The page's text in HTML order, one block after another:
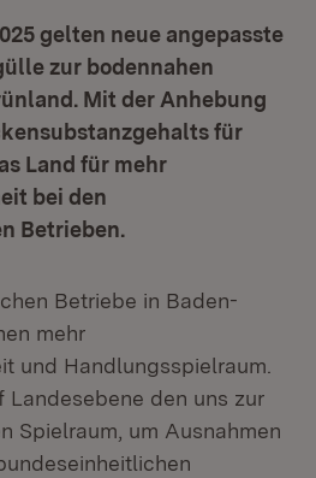
gelten neue angepasste
zur bodennahen
Mit der Anhebung
für
Land für mehr
bei den
Betrieben.
Betriebe in Baden-
mehr
und Handlungsspielraum.
Landesebene den uns zur
Spielraum, um Ausnahmen